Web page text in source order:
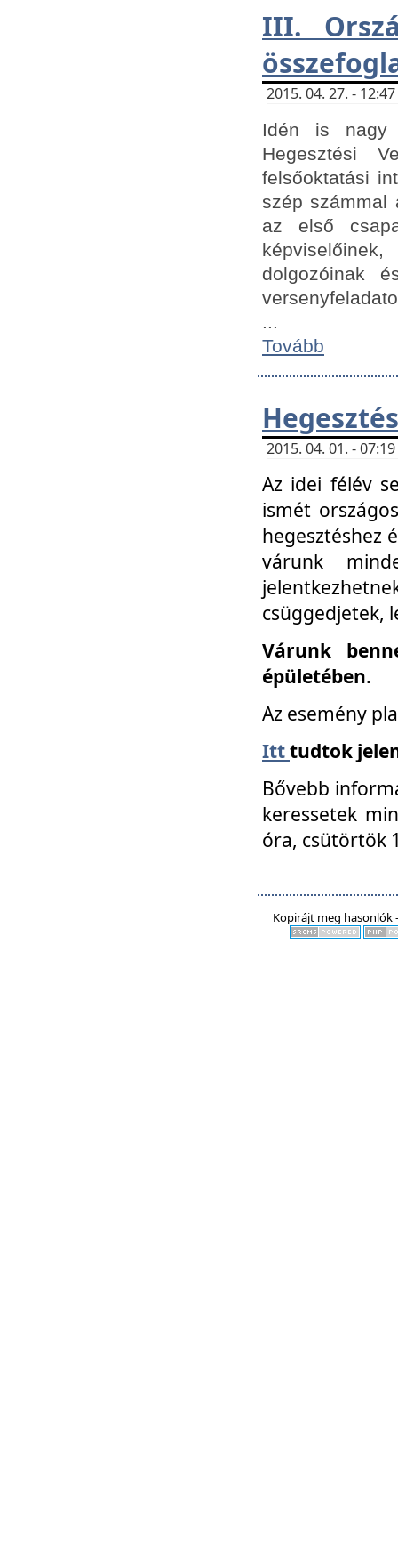
III.
2015. 04. 27. -
Idén is nagy
Hegesztési
felsőoktatási
szép számmal
az első
dolgozóinak
...
Tovább
2015. 04. 01. -
Az idei félév
ismét
hegesztéshez
várunk
csüggedjetek,
Várunk
épületében.
Az esemény
Itttudtok
Bővebb
keressetek
óra, csütörtök
Kopirájt meg hasonlók